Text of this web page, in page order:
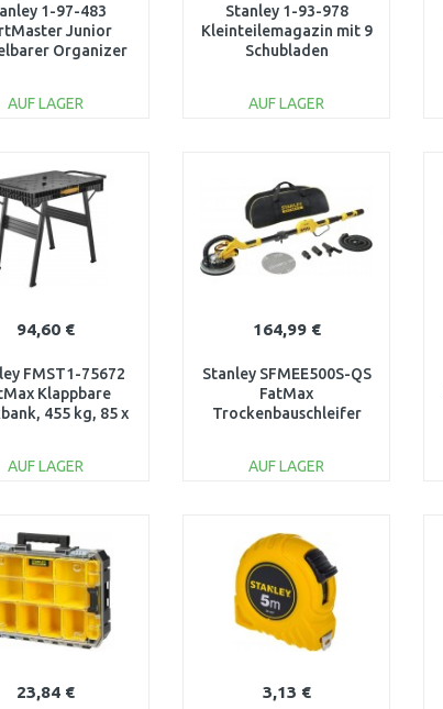
1-97-483
Junior
Organizer
AUF LAGER
Vergleichen
Stanley 1-93-978
Kleinteilemagazin mit 9
Schubladen
AUF LAGER
Vergleichen
94,60 €
FMST1-75672
Klappbare
455 kg, 85 x
AUF LAGER
Vergleichen
164,99 €
Stanley SFMEE500S-QS
FatMax
Trockenbauschleifer
AUF LAGER
Vergleichen
23,84 € 3,13 €